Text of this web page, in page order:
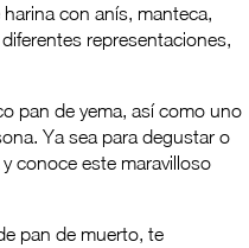
con anís, manteca,
representaciones,
pan de yema, así como uno
Ya sea para degustar o
conoce este maravilloso
pan de muerto, te